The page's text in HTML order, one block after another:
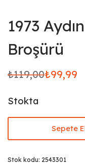
1973
Broşürü
₺119,00
Orijinal
₺119,00.
₺99,99
Şu
fiyat:
₺99,99.
Stokta
Sepete
Stok kodu: 2543301